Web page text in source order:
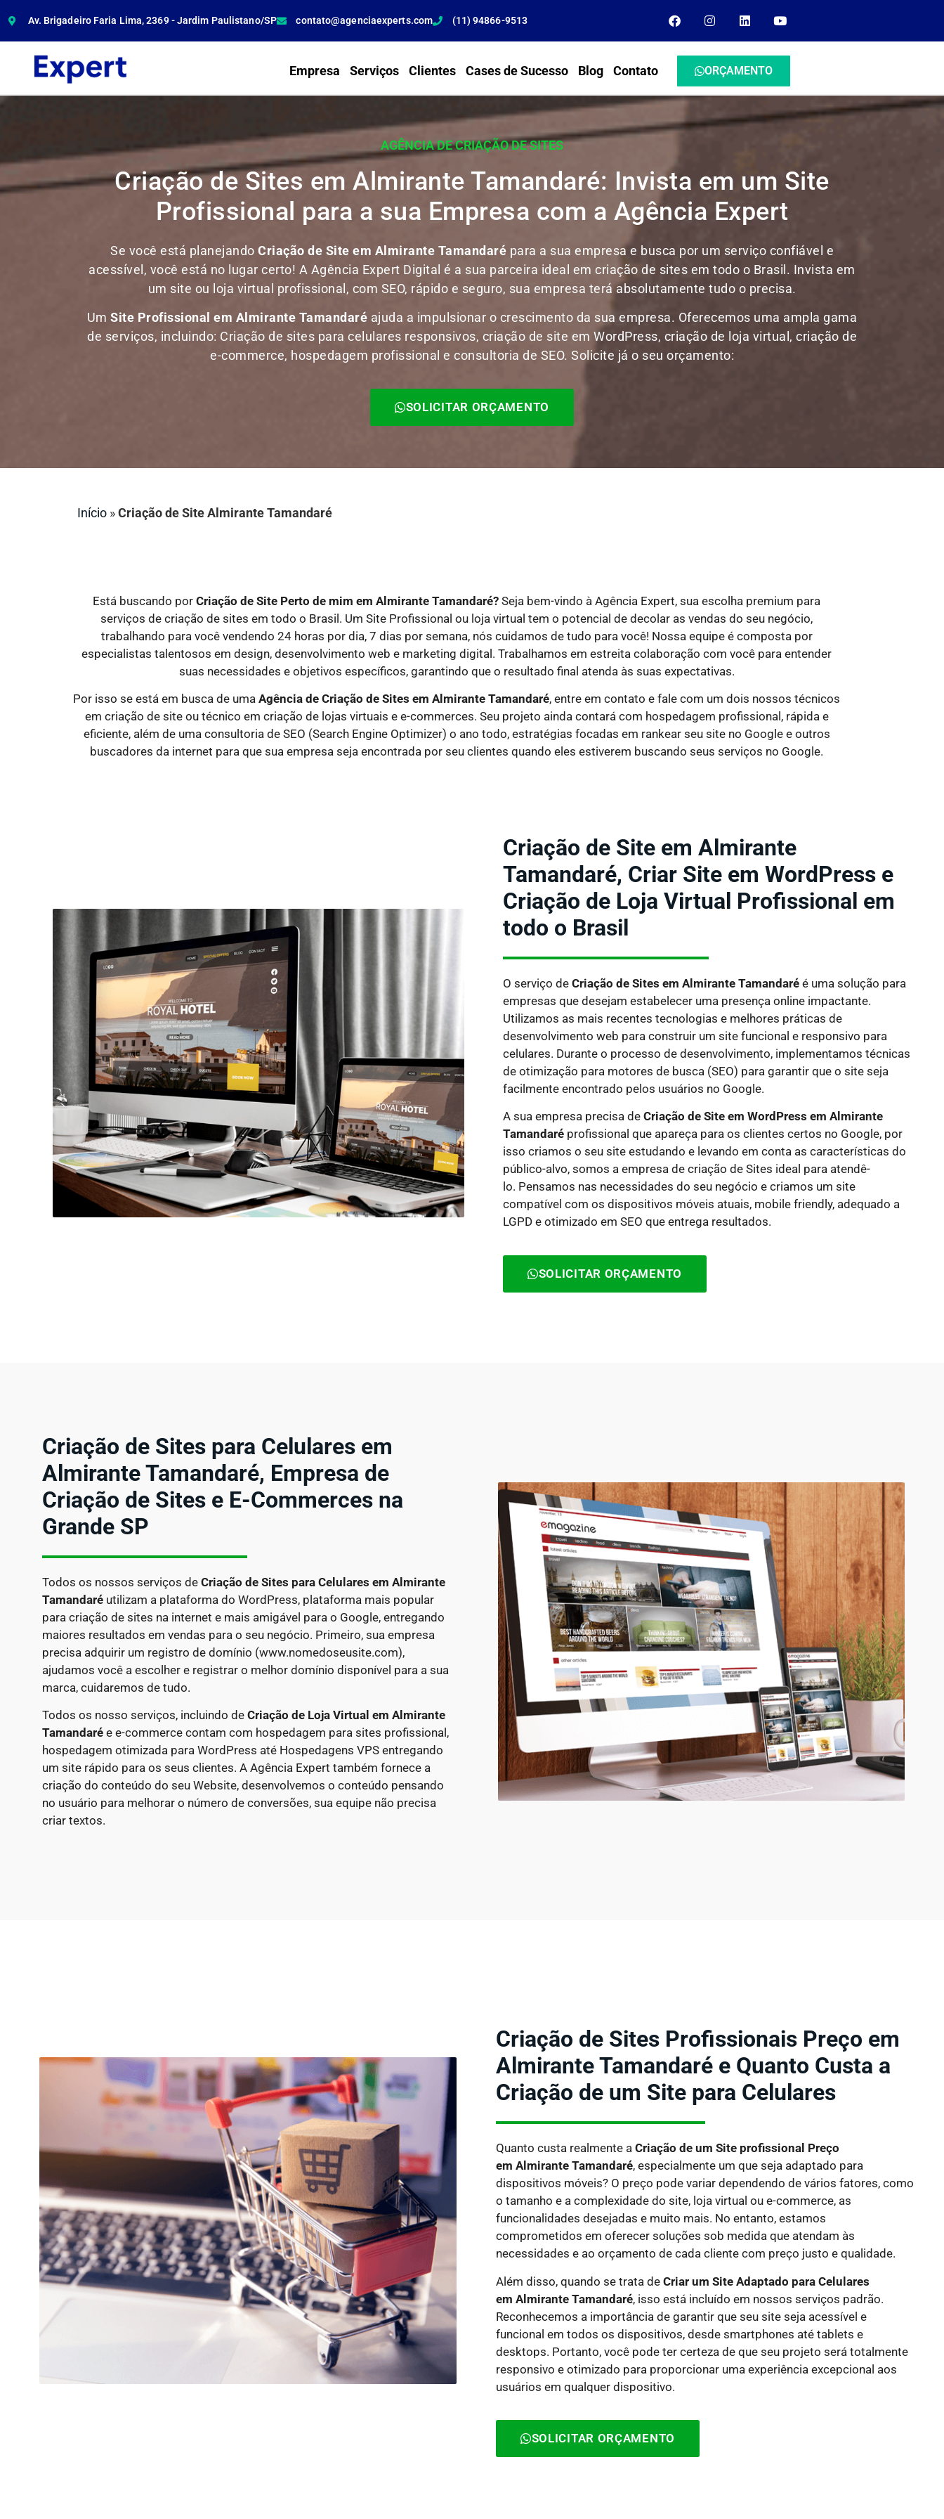
Av. Brigadeiro Faria Lima, 2369 - Jardim Paulistano/SP contato@agenciaexperts.com (11) 94866-9513
Empresa Serviços Clientes Cases de Sucesso Blog Contato ORÇAMENTO
AGÊNCIA DE CRIAÇÃO DE SITES
Criação de Sites em Almirante Tamandaré: Invista em um Site
Profissional para a sua Empresa com a Agência Expert
Se você está planejando Criação de Site em Almirante Tamandaré para a sua empresa e busca por um serviço confiável e
acessível, você está no lugar certo! A Agência Expert Digital é a sua parceira ideal em criação de sites em todo o Brasil. Invista em
um site ou loja virtual profissional, com SEO, rápido e seguro, sua empresa terá absolutamente tudo o precisa.
UmSite Profissional em Almirante Tamandaré ajuda a impulsionar o crescimento da sua empresa. Oferecemos uma ampla gama
de serviços, incluindo: Criação de sites para celulares responsivos, criação de site em WordPress, criação de loja virtual, criação de
e-commerce, hospedagem profissional e consultoria de SEO. Solicite já o seu orçamento:
SOLICITAR ORÇAMENTO
Início »Criação de Site Almirante Tamandaré
Está buscando por Criação de Site Perto de mim em Almirante Tamandaré? Seja bem-vindo à Agência Expert, sua escolha premium para
serviços de criação de sites em todo o Brasil. Um Site Profissional ou loja virtual tem o potencial de decolar as vendas do seu negócio,
trabalhando para você vendendo 24 horas por dia, 7 dias por semana, nós cuidamos de tudo para você! Nossa equipe é composta por
especialistas talentosos em design, desenvolvimento web e marketing digital. Trabalhamos em estreita colaboração com você para entender
suas necessidades e objetivos específicos, garantindo que o resultado final atenda às suas expectativas.
Por isso se está em busca de uma Agência de Criação de Sites em Almirante Tamandaré, entre em contato e fale com um dois nossos técnicos
em criação de site ou técnico em criação de lojas virtuais e e-commerces. Seu projeto ainda contará com hospedagem profissional, rápida e
eficiente, além de uma consultoria de SEO (Search Engine Optimizer) o ano todo, estratégias focadas em rankear seu site no Google e outros
buscadores da internet para que sua empresa seja encontrada por seu clientes quando eles estiverem buscando seus serviços no Google.
Criação de Site em Almirante
Tamandaré, Criar Site em WordPress e
Criação de Loja Virtual Profissional em
todo o Brasil
O serviço de Criação de Sites em Almirante Tamandaréé uma solução para
empresas que desejam estabelecer uma presença online impactante.
Utilizamos as mais recentes tecnologias e melhores práticas de
desenvolvimento web para construir um site funcional e responsivo para
celulares. Durante o processo de desenvolvimento, implementamos técnicas
de otimização para motores de busca (SEO) para garantir que o site seja
facilmente encontrado pelos usuários no Google.
A sua empresa precisa de Criação de Site em WordPress em Almirante
Tamandaréprofissional que apareça para os clientes certos no Google, por
isso criamos o seu site estudando e levando em conta as características do
público-alvo, somos a empresa de criação de Sites ideal para atendê-
lo. Pensamos nas necessidades do seu negócio e criamos um site
compatível com os dispositivos móveis atuais, mobile friendly, adequado a
LGPD e otimizado em SEO que entrega resultados.
SOLICITAR ORÇAMENTO
Criação de Sites para Celulares em
Almirante Tamandaré, Empresa de
Criação de Sites e E-Commerces na
Grande SP
Todos os nossos serviços de Criação de Sites para Celulares em Almirante
Tamandaré utilizam a plataforma do WordPress, plataforma mais popular
para criação de sites na internet e mais amigável para o Google, entregando
maiores resultados em vendas para o seu negócio. Primeiro, sua empresa
precisa adquirir um registro de domínio (www.nomedoseusite.com),
ajudamos você a escolher e registrar o melhor domínio disponível para a sua
marca, cuidaremos de tudo.
Todos os nosso serviços, incluindo de Criação de Loja Virtual em Almirante
Tamandaré e e-commerce contam com hospedagem para sites profissional,
hospedagem otimizada para WordPress até Hospedagens VPS entregando
um site rápido para os seus clientes. A Agência Expert também fornece a
criação do conteúdo do seu Website, desenvolvemos o conteúdo pensando
no usuário para melhorar o número de conversões, sua equipe não precisa
criar textos.
Criação de Sites Profissionais Preço em
Almirante Tamandaré e Quanto Custa a
Criação de um Site para Celulares
Quanto custa realmente a Criação de um Site profissional Preço
em Almirante Tamandaré, especialmente um que seja adaptado para
dispositivos móveis? O preço pode variar dependendo de vários fatores, como
o tamanho e a complexidade do site, loja virtual ou e-commerce, as
funcionalidades desejadas e muito mais. No entanto, estamos
comprometidos em oferecer soluções sob medida que atendam às
necessidades e ao orçamento de cada cliente com preço justo e qualidade.
Além disso, quando se trata de Criar um Site Adaptado para Celulares
em Almirante Tamandaré, isso está incluído em nossos serviços padrão.
Reconhecemos a importância de garantir que seu site seja acessível e
funcional em todos os dispositivos, desde smartphones até tablets e
desktops. Portanto, você pode ter certeza de que seu projeto será totalmente
responsivo e otimizado para proporcionar uma experiência excepcional aos
usuários em qualquer dispositivo.
SOLICITAR ORÇAMENTO